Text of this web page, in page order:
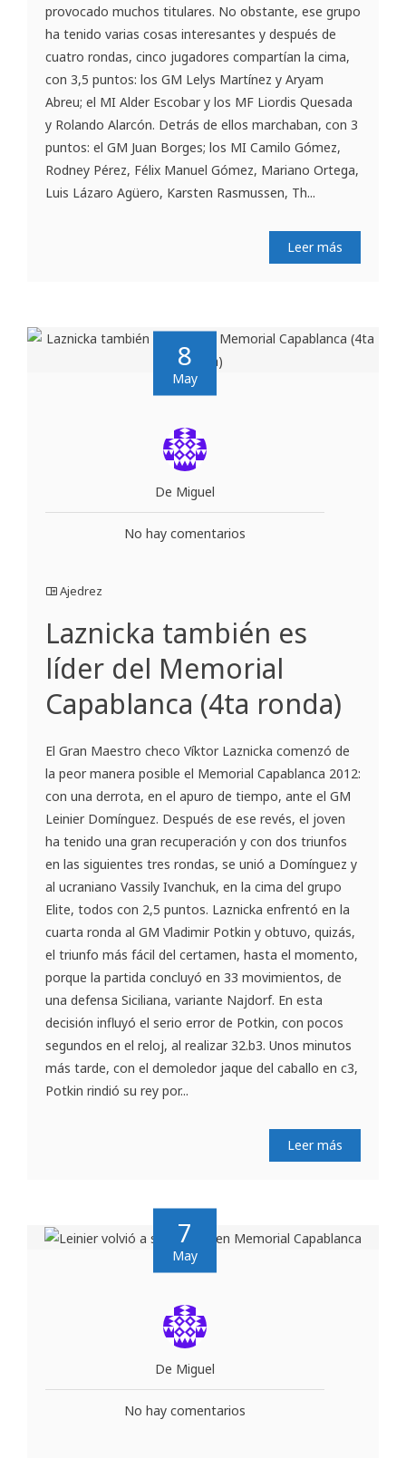
provocado muchos titulares. No obstante, ese grupo
ha tenido varias cosas interesantes y después de
cuatro rondas, cinco jugadores compartían la cima,
con 3,5 puntos: los GM Lelys Martínez y Aryam
Abreu; el MI Alder Escobar y los MF Liordis Quesada
y Rolando Alarcón. Detrás de ellos marchaban, con 3
puntos: el GM Juan Borges; los MI Camilo Gómez,
Rodney Pérez, Félix Manuel Gómez, Mariano Ortega,
Luis Lázaro Agüero, Karsten Rasmussen, Th...
Leer más
8
May
De Miguel
No hay comentarios
Ajedrez
Laznicka también es
líder del Memorial
Capablanca (4ta ronda)
El Gran Maestro checo Víktor Laznicka comenzó de
la peor manera posible el Memorial Capablanca 2012:
con una derrota, en el apuro de tiempo, ante el GM
Leinier Domínguez. Después de ese revés, el joven
ha tenido una gran recuperación y con dos triunfos
en las siguientes tres rondas, se unió a Domínguez y
al ucraniano Vassily Ivanchuk, en la cima del grupo
Elite, todos con 2,5 puntos. Laznicka enfrentó en la
cuarta ronda al GM Vladimir Potkin y obtuvo, quizás,
el triunfo más fácil del certamen, hasta el momento,
porque la partida concluyó en 33 movimientos, de
una defensa Siciliana, variante Najdorf. En esta
decisión influyó el serio error de Potkin, con pocos
segundos en el reloj, al realizar 32.b3. Unos minutos
más tarde, con el demoledor jaque del caballo en c3,
Potkin rindió su rey por...
Leer más
7
May
De Miguel
No hay comentarios